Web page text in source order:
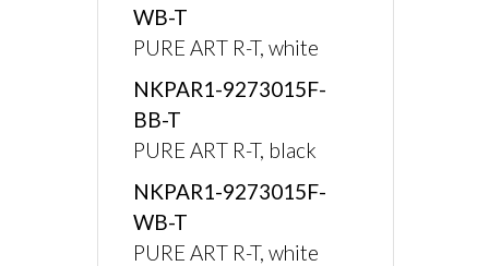
WB-T
PURE ART R-T, white
NKPAR1-9273015F-
BB-T
PURE ART R-T, black
NKPAR1-9273015F-
WB-T
PURE ART R-T, white